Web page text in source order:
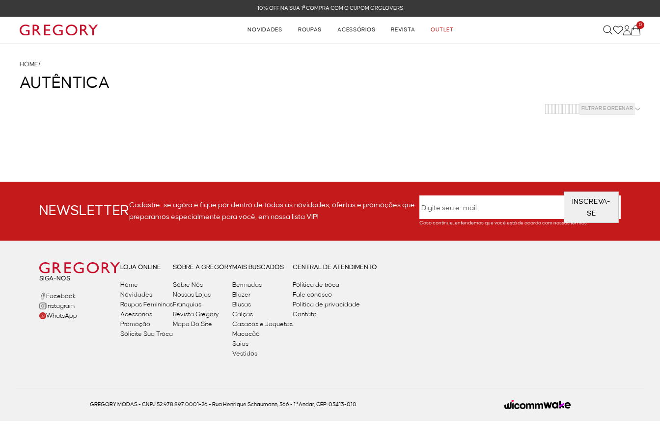
10% OFF NA SUA 1ª COMPRA COM O CUPOM GRGLOVERS
NOVIDADES ROUPAS ACESSÓRIOS REVISTA OUTLET
0
HOME/
AUTÊNTICA
FILTRAR E ORDENAR
NEWSLETTERCadastre-se agora e fique por dentro de todas as novidades, ofertas e promoções que
preparamos especialmente para você, em nossa lista VIP!
INSCREVA-
SE
Caso continue, entendemos que você está de acordo com nossos termos.
SIGA-NOS
Facebook
Instagram
WhatsApp
LOJA ONLINE
Home
Novidades
Roupas Femininas
Acessórios
Promoção
Solicite Sua Troca
SOBRE A GREGORY
Sobre Nós
Nossas Lojas
Franquias
Revista Gregory
Mapa Do Site
MAIS BUSCADOS
Bermudas
Blazer
Blusas
Calças
Casacos e Jaquetas
Macacão
Saias
Vestidos
CENTRAL DE ATENDIMENTO
Política de troca
Fale conosco
Politica de privacidade
Contato
GREGORY MODAS - CNPJ 52.978.897.0001-26 - Rua Henrique Schaumann, 566 - 1º Andar, CEP: 05413-010